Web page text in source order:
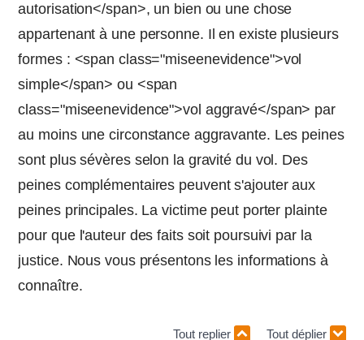
autorisation</span>, un bien ou une chose
appartenant à une personne. Il en existe plusieurs
formes : <span class="miseenevidence">vol
simple</span> ou <span
class="miseenevidence">vol aggravé</span> par
au moins une circonstance aggravante. Les peines
sont plus sévères selon la gravité du vol. Des
peines complémentaires peuvent s'ajouter aux
peines principales. La victime peut porter plainte
pour que l'auteur des faits soit poursuivi par la
justice. Nous vous présentons les informations à
connaître.
Tout replier Tout déplier